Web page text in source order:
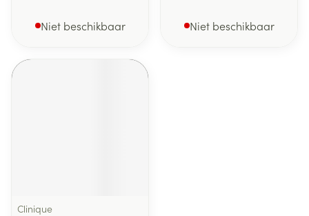
Niet beschikbaar Niet beschikbaar
Clinique